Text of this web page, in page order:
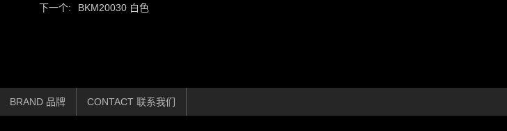
下一个: BKM20030 白色
BRAND 品牌 CONTACT 联系我们